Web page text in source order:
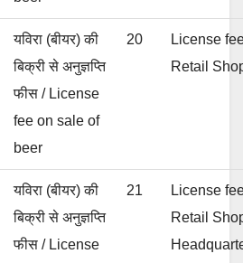
यविरा (बीयर) की
बिक्री से अनुज्ञप्ति
फीस / License
fee on sale of
beer
20
License
Retail
यविरा (बीयर) की
बिक्री से अनुज्ञप्ति
फीस / License
21
License
Retail